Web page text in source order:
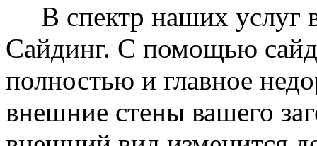
В спектр наших услуг
Сайдинг. С помощью
полностью и главное
внешние стены вашего